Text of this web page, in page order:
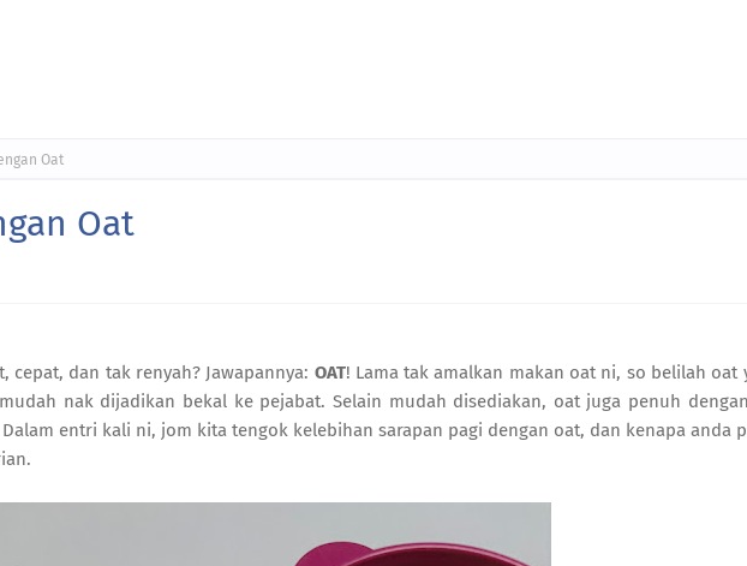
Oat
Oat
cepat, dan tak renyah? Jawapannya: OAT! Lama tak amalkan makan oat ni, so belilah oat
nak dijadikan bekal ke pejabat. Selain mudah disediakan, oat juga penuh
entri kali ni, jom kita tengok kelebihan sarapan pagi dengan oat, dan kenapa anda